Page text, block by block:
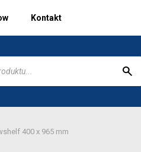
Kontakt
400 x 965 mm